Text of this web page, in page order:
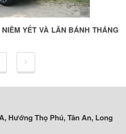
YẾT VÀ LĂN BÁNH THÁNG
Hướng Thọ Phú, Tân An, Long